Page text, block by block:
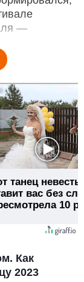
—
танец невесты
вас без
10
Как
2023